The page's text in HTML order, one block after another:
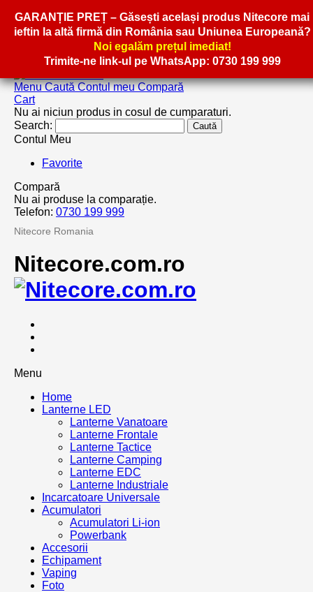
GARANȚIE PREȚ – Găsești același produs Nitecore mai
ieftin la altă firmă din România sau Uniunea Europeană?
Noi egalăm prețul imediat!
Trimite-ne link-ul pe WhatsApp: 0730 199 999
Menu Caută Contul meu Compară
Cart
Nu ai niciun produs in cosul de cumparaturi.
Search:
Caută
Contul Meu
Favorite
Compară
Nu ai produse la comparație.
Telefon: 0730 199 999
Nitecore Romania
Nitecore.com.ro
Menu
Home
Lanterne LED
Lanterne Vanatoare
Lanterne Frontale
Lanterne Tactice
Lanterne Camping
Lanterne EDC
Lanterne Industriale
Incarcatoare Universale
Acumulatori
Acumulatori Li-ion
Powerbank
Accesorii
Echipament
Vaping
Foto
GARANȚIE PREȚ – Găsești același produs Nitecore mai
ieftin la altă firmă din România sau Uniunea Europeană?
Noi egalăm prețul imediat!
Trimite-ne link-ul pe WhatsApp: 0730 199 999